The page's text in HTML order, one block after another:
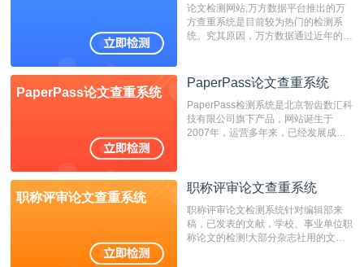
论文检测网站,万方数据平台推出的万
方查重系统是目前较为热门的检测系
统。究其原因，万方数据通过近年的发
检测系统，其真实性和权威性无可厚
非。其次，相对于知网而言，万方检测
费用少，上手容易，是学生初次论文查
重的推荐系统。
PaperPass论文查重系统
PaperPass论文查重系统
PaperPass检测系统是北京智齿数汇科
技有限公司旗下产品，网站诞生于
2007年，运营多年来，已经发展成为
检测速度快、精度高，市场反映良好。
职称评审论文查重系统
职称评审论文查重系统
职称评审论文检测系统针对编辑部来
稿，已发表的文献，学校、事业单位职
称论文的检测!大部分杂志社用的文献